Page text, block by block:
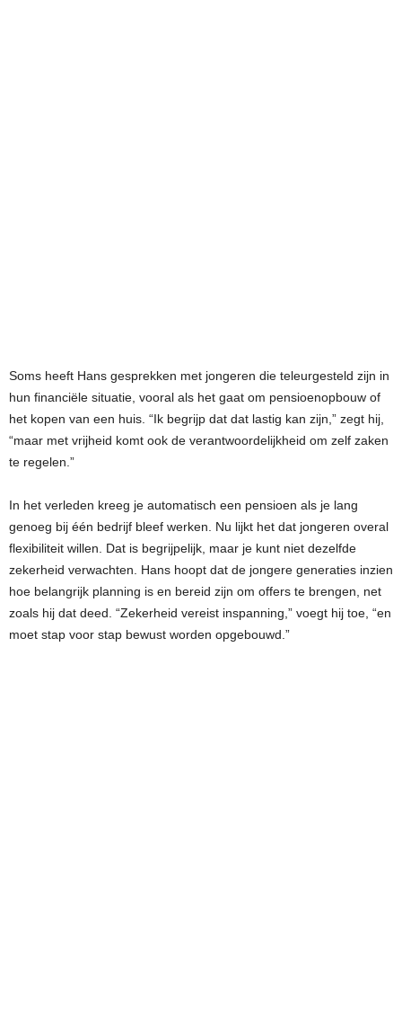
Soms heeft Hans gesprekken met jongeren die teleurgesteld zijn in
hun financiële situatie, vooral als het gaat om pensioenopbouw of
het kopen van een huis. “Ik begrijp dat dat lastig kan zijn,” zegt hij,
“maar met vrijheid komt ook de verantwoordelijkheid om zelf zaken
te regelen.”
In het verleden kreeg je automatisch een pensioen als je lang
genoeg bij één bedrijf bleef werken. Nu lijkt het dat jongeren overal
flexibiliteit willen. Dat is begrijpelijk, maar je kunt niet dezelfde
zekerheid verwachten. Hans hoopt dat de jongere generaties inzien
hoe belangrijk planning is en bereid zijn om offers te brengen, net
zoals hij dat deed. “Zekerheid vereist inspanning,” voegt hij toe, “en
moet stap voor stap bewust worden opgebouwd.”